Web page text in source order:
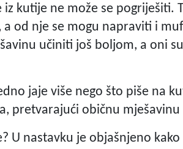
kutije ne može se pogriješiti.
a od nje se mogu napraviti i
učiniti još boljom, a oni
jaje više nego što piše na
pretvarajući običnu
U nastavku je objašnjeno